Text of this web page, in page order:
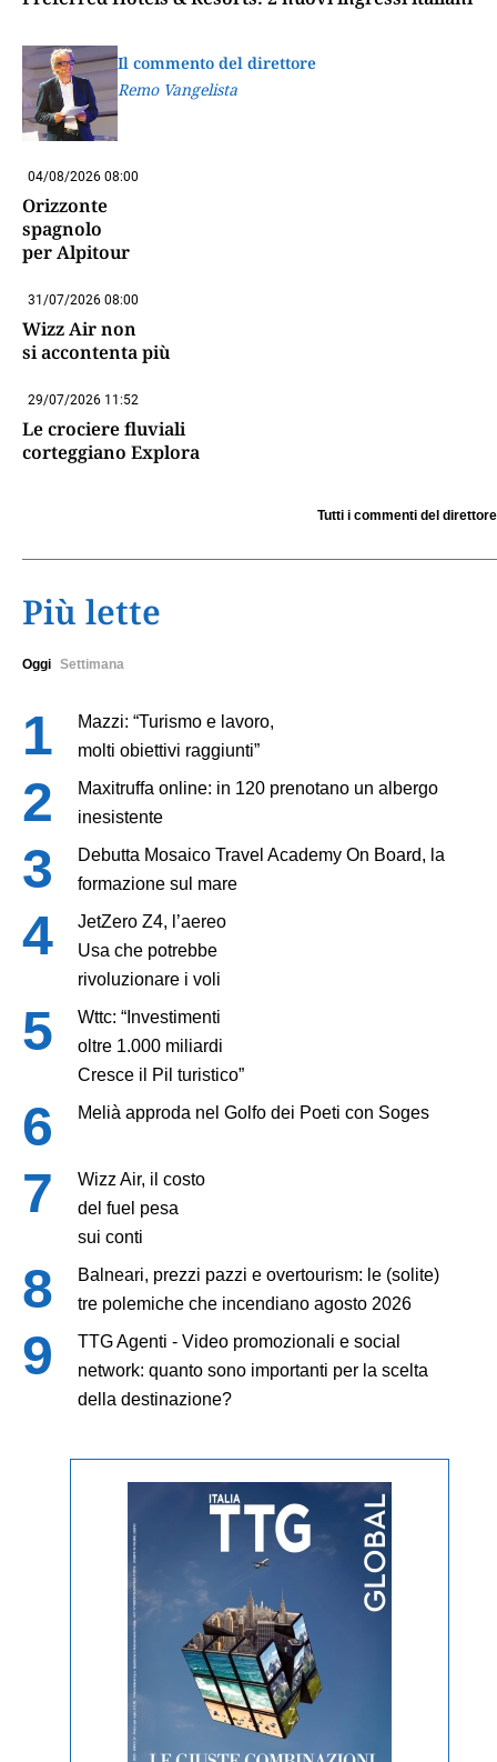
Il commento del direttore
Remo Vangelista
04/08/2026 08:00
Orizzonte
spagnolo
per Alpitour
31/07/2026 08:00
Wizz Air non
si accontenta più
29/07/2026 11:52
Le crociere fluviali
corteggiano Explora
Tutti i commenti del direttore
Più lette
Oggi Settimana
Mazzi: “Turismo e lavoro,
molti obiettivi raggiunti”
Maxitruffa online: in 120 prenotano un albergo
inesistente
Debutta Mosaico Travel Academy On Board, la
formazione sul mare
JetZero Z4, l’aereo
Usa che potrebbe
rivoluzionare i voli
Wttc: “Investimenti
oltre 1.000 miliardi
Cresce il Pil turistico”
Melià approda nel Golfo dei Poeti con Soges
Wizz Air, il costo
del fuel pesa
sui conti
Balneari, prezzi pazzi e overtourism: le (solite)
tre polemiche che incendiano agosto 2026
TTG Agenti - Video promozionali e social
network: quanto sono importanti per la scelta
della destinazione?